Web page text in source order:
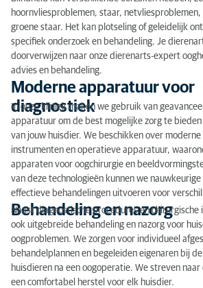
hoornvliesproblemen, staar,
groene staar. Het kan plotseling of geleidelijk
specifiek onderzoek en behandeling. Je
doorverwijzen naar onze dierenarts-expert
advies en behandeling.
Moderne apparatuur voor
diagnostiek
In onze kliniek maken we gebruik van
apparatuur om de best mogelijke zorg te
van jouw huisdier. We beschikken over
instrumenten en operatieve apparatuur,
apparaten voor oogchirurgie en
van deze technologieën kunnen we
effectieve behandelingen uitvoeren voor
Behandeling en nazorg
Naast diagnostische procedures en
ook uitgebreide behandeling en nazorg voor
oogproblemen. We zorgen voor individueel
behandelplannen en begeleiden eigenaren bij
huisdieren na een oogoperatie. We streven
een comfortabel herstel voor elk huisdier.